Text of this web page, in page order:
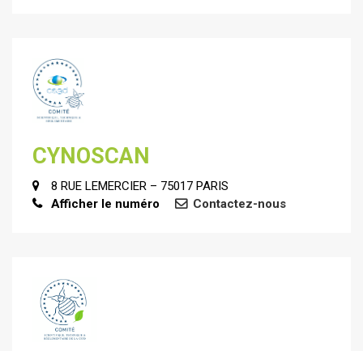
CYNOSCAN
8 RUE LEMERCIER – 75017 PARIS
Afficher le numéro
Contactez-nous